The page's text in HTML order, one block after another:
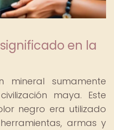
en la
mineral sumamente
maya. Este
negro era utilizado
armas y